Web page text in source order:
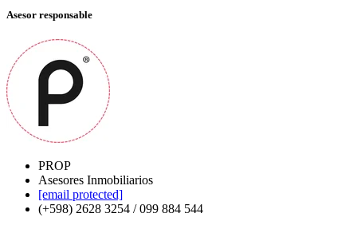
Asesor responsable
PROP
Asesores Inmobiliarios
[email protected]
(+598) 2628 3254 / 099 884 544